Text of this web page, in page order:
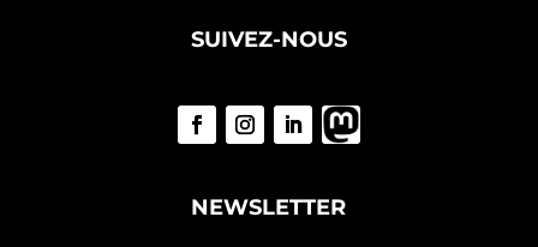
SUIVEZ-NOUS
NEWSLETTER